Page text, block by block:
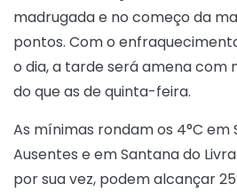
madrugada e no começo da
pontos. Com o
o dia, a tarde será amena com
do que as de quinta-feira.
As mínimas rondam os 4°C em
Ausentes e em Santana do
por sua vez, podem alcançar